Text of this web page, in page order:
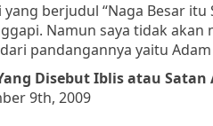
berjudul “Naga Besar itu
Namun saya tidak
pandangannya yaitu
Disebut Iblis atau Satan
9th, 2009